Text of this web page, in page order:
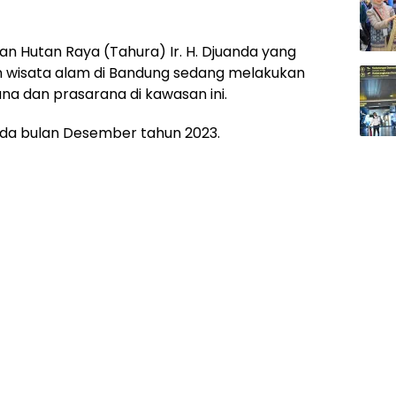
Hutan Raya (Tahura) Ir. H. Djuanda yang
alam di Bandung sedang melakukan
dan prasarana di kawasan ini.
bulan Desember tahun 2023.